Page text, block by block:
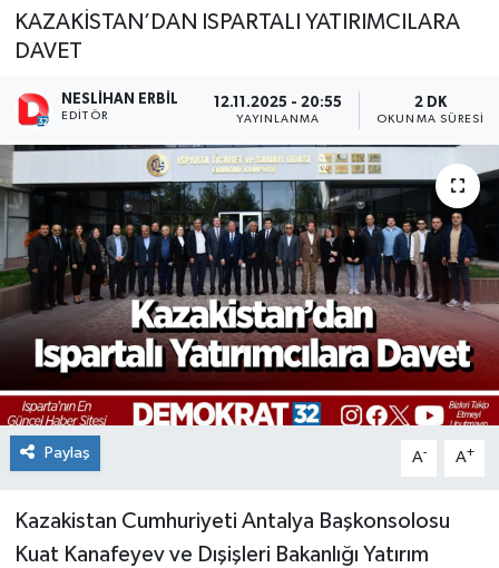
KAZAKİSTAN’DAN ISPARTALI YATIRIMCILARA
DAVET
NESLIHAN ERBIL
EDITÖR
12.11.2025 - 20:55
YAYINLANMA
2 DK
OKUNMA SÜRESI
Paylaş A- A+
Kazakistan Cumhuriyeti Antalya Başkonsolosu
Kuat Kanafeyev ve Dışişleri Bakanlığı Yatırım
Son Dakika Haberleri